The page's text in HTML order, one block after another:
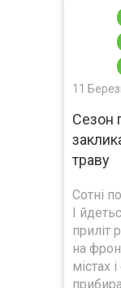
11
Сезон
траву
Сотні
І
приліт
на
містах